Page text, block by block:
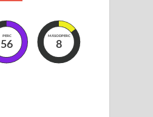
PERC
56
MÁSODPERC
7